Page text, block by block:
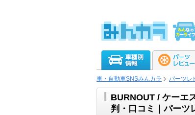
車・自動車SNSみんカラ パーツレ
BURNOUT / ケーエ
判・口コミ｜パーツ